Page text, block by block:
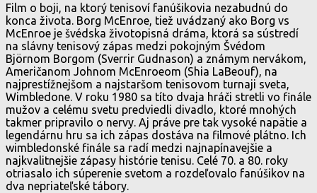
Film o boji, na ktorý tenisoví fanúšikovia nezabudnú do
konca života. Borg McEnroe, tiež uvádzaný ako Borg vs
McEnroe je švédska životopisná dráma, ktorá sa sústredí
na slávny tenisový zápas medzi pokojným Švédom
Björnom Borgom (Sverrir Gudnason) a známym nervákom,
Američanom Johnom McEnroeom (Shia LaBeouf), na
najprestížnejšom a najstaršom tenisovom turnaji sveta,
Wimbledone. V roku 1980 sa títo dvaja hráči stretli vo finále
mužov a celému svetu predviedli divadlo, ktoré mnohých
takmer pripravilo o nervy. Aj práve pre tak vysoké napätie a
legendárnu hru sa ich zápas dostáva na filmové plátno. Ich
wimbledonské finále sa radí medzi najnapínavejšie a
najkvalitnejšie zápasy histórie tenisu. Celé 70. a 80. roky
otriasalo ich súperenie svetom a rozdeľovalo fanúšikov na
dva nepriateľské tábory.